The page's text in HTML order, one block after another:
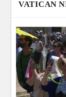
VATICAN